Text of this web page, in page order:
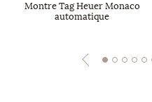
Montre Tag Heuer Monaco
automatique